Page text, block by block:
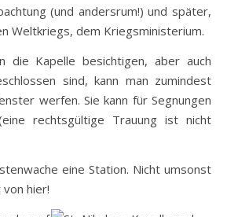
(und andersrum!) und später,
Weltkriegs, dem Kriegsministerium.
die Kapelle besichtigen, aber auch
sind, kann man zumindest
werfen. Sie kann für Segnungen
rechtsgültige Trauung ist nicht
eine Station. Nicht umsonst
hier!